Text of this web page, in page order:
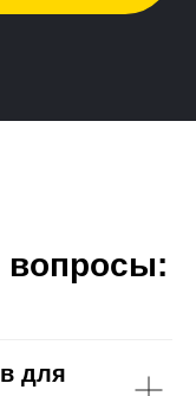
вопросы:
для